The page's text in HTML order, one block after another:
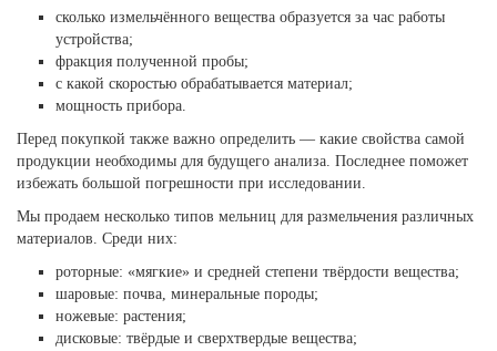
сколько измельчённого вещества образуется за час работы
устройства;
фракция полученной пробы;
с какой скоростью обрабатывается материал;
мощность прибора.
Перед покупкой также важно определить — какие свойства самой
продукции необходимы для будущего анализа. Последнее поможет
избежать большой погрешности при исследовании.
Мы продаем несколько типов мельниц для размельчения различных
материалов. Среди них:
роторные: «мягкие» и средней степени твёрдости вещества;
шаровые: почва, минеральные породы;
ножевые: растения;
дисковые: твёрдые и сверхтвердые вещества;